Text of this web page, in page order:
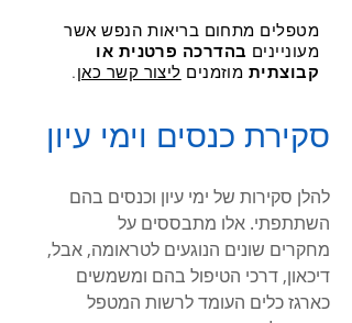
מטפלים מתחום בריאות הנפש אשר
מעוניינים בהדרכה פרטנית או
קבוצתית מוזמנים ליצור קשר כאן.
סקירת כנסים וימי עיון
להלן סקירות של ימי עיון וכנסים בהם
השתתפתי. אלו מתבססים על
מחקרים שונים הנוגעים לטראומה, אבל,
דיכאון, דרכי הטיפול בהם ומשמשים
כארגז כלים העומד לרשות המטפל